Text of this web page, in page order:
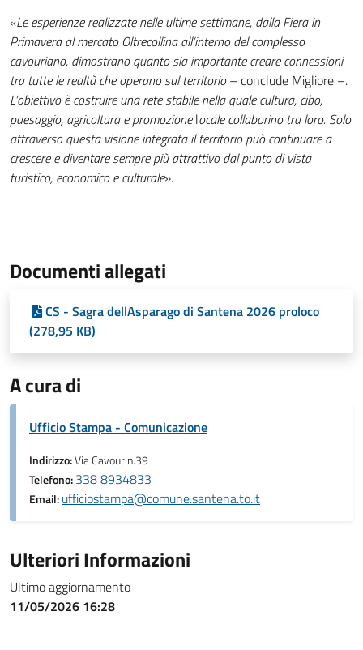
«Le esperienze realizzate nelle ultime settimane, dalla Fiera in
Primavera al mercato Oltrecollina all’interno del complesso
cavouriano, dimostrano quanto sia importante creare connessioni
tra tutte le realtà che operano sul territorio– conclude Migliore –.
L’obiettivo è costruire una rete stabile nella quale cultura, cibo,
paesaggio, agricoltura e promozionelocale collaborino tra loro. Solo
attraverso questa visione integrata il territorio può continuare a
crescere e diventare sempre più attrattivo dal punto di vista
turistico, economico e culturale».
Documenti allegati
CS - Sagra dellAsparago di Santena 2026 proloco
(278,95 KB)
A cura di
Ufficio Stampa - Comunicazione
Indirizzo:Via Cavour n.39
Telefono:338 8934833
Email:ufficiostampa@comune.santena.to.it
Ulteriori Informazioni
Ultimo aggiornamento
11/05/2026 16:28